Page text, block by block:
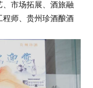
市场拓展、酒旅融
程师、贵州珍酒酿酒